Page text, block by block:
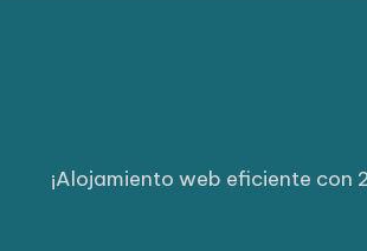
¡Alojamiento web eficiente con